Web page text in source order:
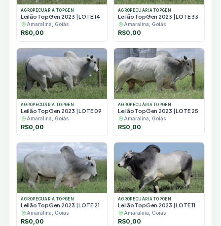
AGROPECUÁRIA TOPGEN
Leilão TopGen 2023 | LOTE 14
Amaralina, Goiás
R$0,00
AGROPECUÁRIA TOPGEN
Leilão TopGen 2023 | LOTE 33
Amaralina, Goiás
R$0,00
AGROPECUÁRIA TOPGEN
Leilão TopGen 2023 | LOTE 09
Amaralina, Goiás
R$0,00
AGROPECUÁRIA TOPGEN
Leilão TopGen 2023 | LOTE 25
Amaralina, Goiás
R$0,00
AGROPECUÁRIA TOPGEN
Leilão TopGen 2023 | LOTE 21
Amaralina, Goiás
R$0,00
AGROPECUÁRIA TOPGEN
Leilão TopGen 2023 | LOTE 11
Amaralina, Goiás
R$0,00